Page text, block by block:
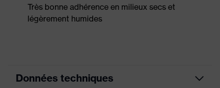
Très bonne adhérence en milieux secs et
légèrement humides
Données techniques